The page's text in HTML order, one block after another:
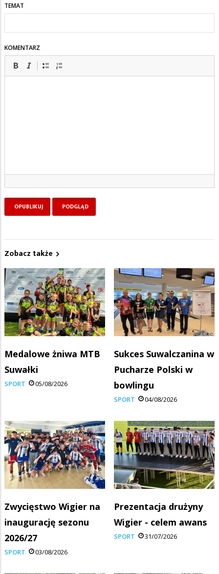
TEMAT
KOMENTARZ
Zobacz także
Medalowe żniwa MTB
Suwałki
SPORT 05/08/2026
Sukces Suwalczanina w
Pucharze Polski w
bowlingu
SPORT 04/08/2026
Zwycięstwo Wigier na
inaugurację sezonu
2026/27
SPORT 03/08/2026
Prezentacja drużyny
Wigier - celem awans
SPORT 31/07/2026